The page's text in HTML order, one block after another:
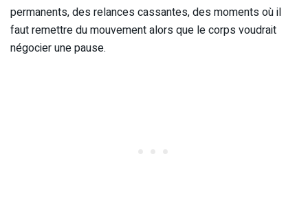
permanents, des relances cassantes, des moments où il
faut remettre du mouvement alors que le corps voudrait
négocier une pause.